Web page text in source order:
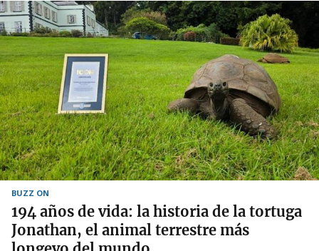
BUZZ ON
194 años de vida: la historia de la tortuga
Jonathan, el animal terrestre más